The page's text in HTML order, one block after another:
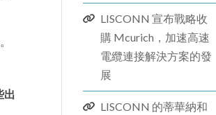
出
LISCONN 宣布戰略收
購 Mcurich，加速高速
電纜連接解決方案的發
展
LISCONN 的蒂華納和